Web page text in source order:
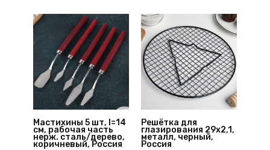
Мастихины 5 шт, l=14
см, рабочая часть
нерж. сталь/дерево,
коричневый, Россия
Решётка для
глазирования 29х2,1,
металл, черный,
Россия